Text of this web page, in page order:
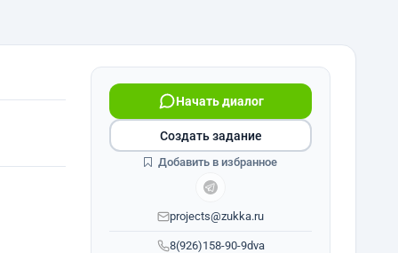
8(926)158-90-9dva
Начать диалог
projects@zukka.ru
Создать задание
Добавить в избранное